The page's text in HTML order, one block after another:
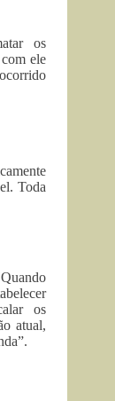
os
ele
Toda
os
atual,